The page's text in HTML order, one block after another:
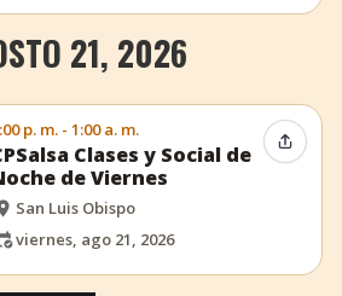
21, 2026
p. m. - 1:00 a. m.
Clases y Social de
de Viernes
San Luis Obispo
viernes, ago 21, 2026